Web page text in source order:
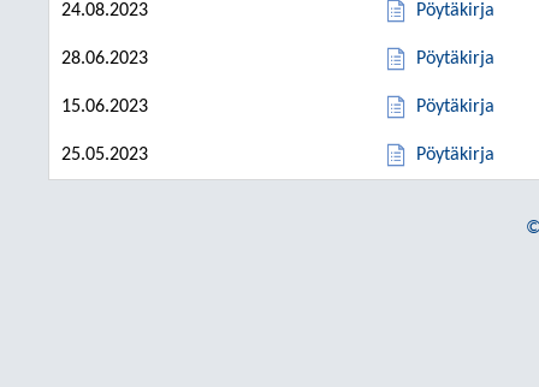
24.08.2023 Pöytäkirja
28.06.2023 Pöytäkirja
15.06.2023 Pöytäkirja
25.05.2023 Pöytäkirja